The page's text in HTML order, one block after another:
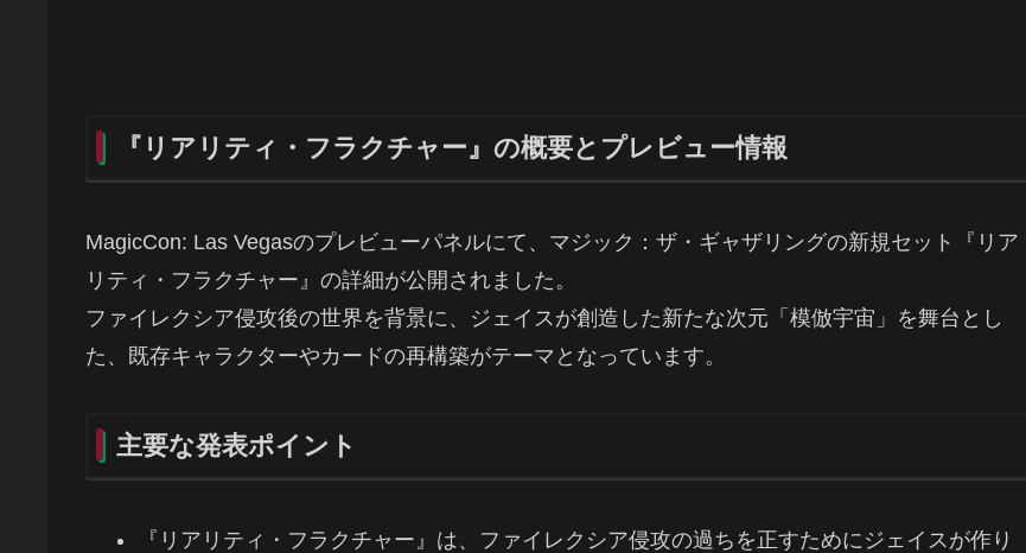
『リアリティ・フラクチャー』の概要とプレビュー情報
MagicCon: Las Vegasのプレビューパネルにて、マジック：ザ・ギャザリングの新規セット『リア
リティ・フラクチャー』の詳細が公開されました。
ファイレクシア侵攻後の世界を背景に、ジェイスが創造した新たな次元「模倣宇宙」を舞台とし
た、既存キャラクターやカードの再構築がテーマとなっています。
主要な発表ポイント
『リアリティ・フラクチャー』は、ファイレクシア侵攻の過ちを正すためにジェイスが作り